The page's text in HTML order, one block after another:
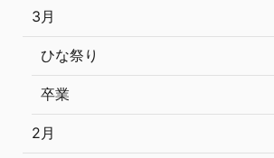
3月
ひな祭り
卒業
2月